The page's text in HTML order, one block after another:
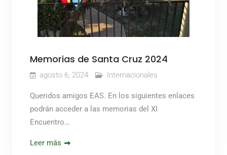
Memorias de Santa Cruz 2024
agosto 6, 2024 Internacionales
Queridos amigos EAS. En los siguientes enlaces
podrán acceder a las memorias del XI
Encuentro…
Leer más